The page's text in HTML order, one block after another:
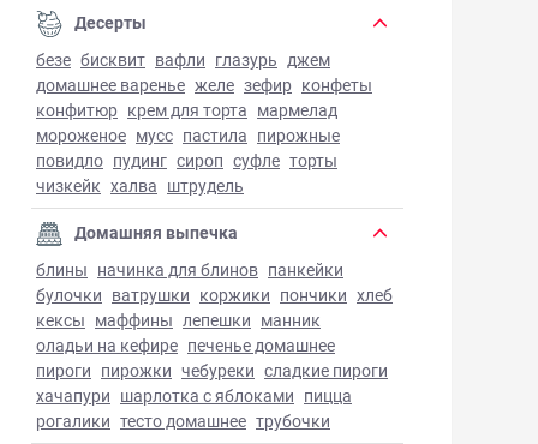
Десерты
безе бисквит вафли глазурь джем
домашнее варенье желе зефир конфеты
конфитюр крем для торта мармелад
мороженое мусс пастила пирожные
повидло пудинг сироп суфле торты
чизкейк халва штрудель
Домашняя выпечка
блины начинка для блинов панкейки
булочки ватрушки коржики пончики хлеб
кексы маффины лепешки манник
оладьи на кефире печенье домашнее
пироги пирожки чебуреки сладкие пироги
хачапури шарлотка с яблоками пицца
рогалики тесто домашнее трубочки